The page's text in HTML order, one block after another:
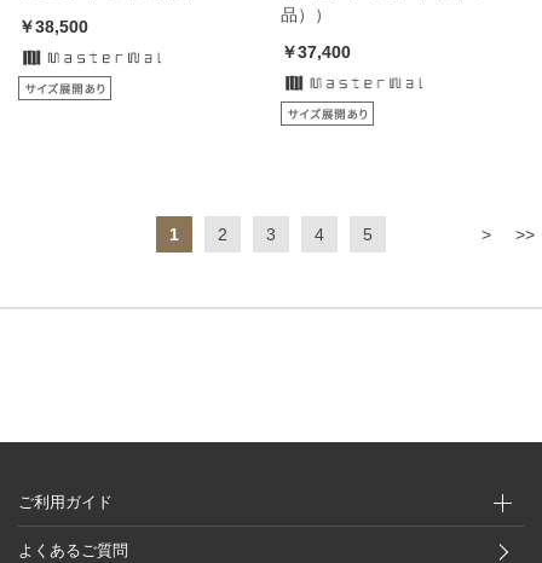
￥38,500
品））
￥37,400
1 2 3 4 5 > >>
ご利用ガイド
よくあるご質問